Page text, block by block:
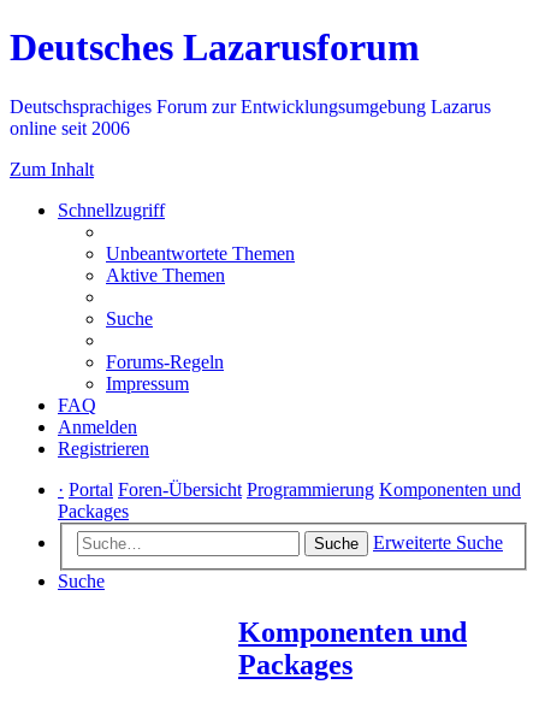
Deutsches Lazarusforum
Deutschsprachiges Forum zur Entwicklungsumgebung Lazarus
online seit 2006
Zum Inhalt
Schnellzugriff
Unbeantwortete Themen
Aktive Themen
Suche
Forums-Regeln
Impressum
FAQ
Anmelden
Registrieren
· Portal Foren-Übersicht Programmierung Komponenten und
Packages
Suche
Erweiterte Suche
Suche
Komponenten und
Packages